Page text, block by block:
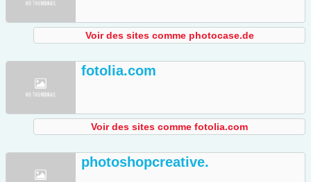
Voir des sites comme photocase.de
fotolia.com
Voir des sites comme fotolia.com
photoshopcreative.